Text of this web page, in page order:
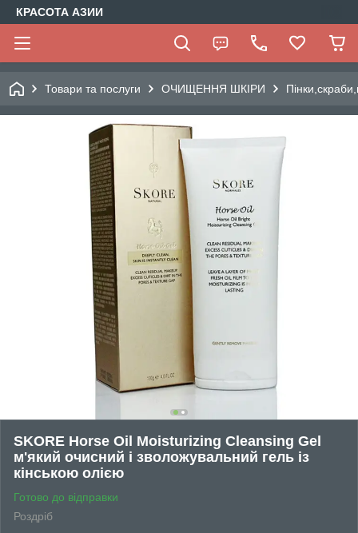
КРАСОТА АЗИИ
Товари та послуги ОЧИЩЕННЯ ШКІРИ
SKORE Horse Oil Moisturizing Cleansing Gel
м'який очисний і зволожувальний гель із
кінською олією
Готово до відправки
Роздріб